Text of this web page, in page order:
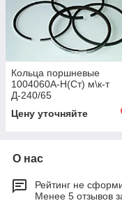
Кольца поршневые
1004060А-Н(Ст) м\к-т
Д-240/65
Цену уточняйте
О нас
Рейтинг не
Менее 5 отзывов